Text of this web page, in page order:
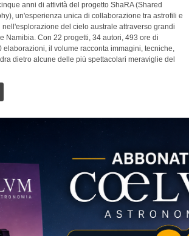
anni di attività del progetto ShaRA (Shared
un'esperienza unica di collaborazione tra astrofili e
del cielo australe attraverso grandi
Namibia. Con 22 progetti, 34 autori, 493 ore di
elaborazioni, il volume racconta immagini, tecniche,
dietro alcune delle più spettacolari meraviglie del